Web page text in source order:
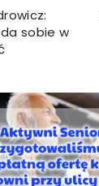
sobie w